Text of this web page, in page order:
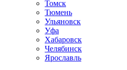
Томск
Тюмень
Ульяновск
Уфа
Хабаровск
Челябинск
Ярославль